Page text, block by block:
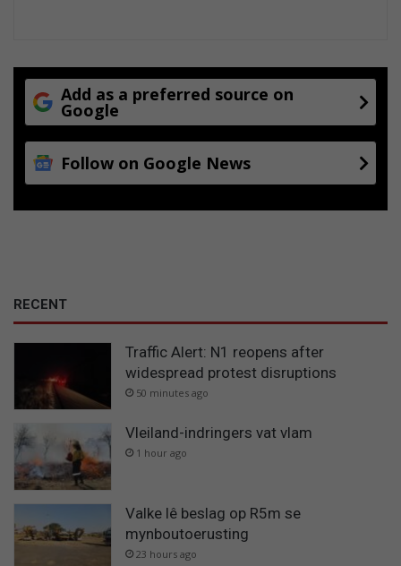
Add as a preferred source on
Google
Follow on Google News
RECENT
Traffic Alert: N1 reopens after
widespread protest disruptions
50 minutes ago
Vleiland-indringers vat vlam
1 hour ago
Valke lê beslag op R5m se
mynboutoerusting
23 hours ago